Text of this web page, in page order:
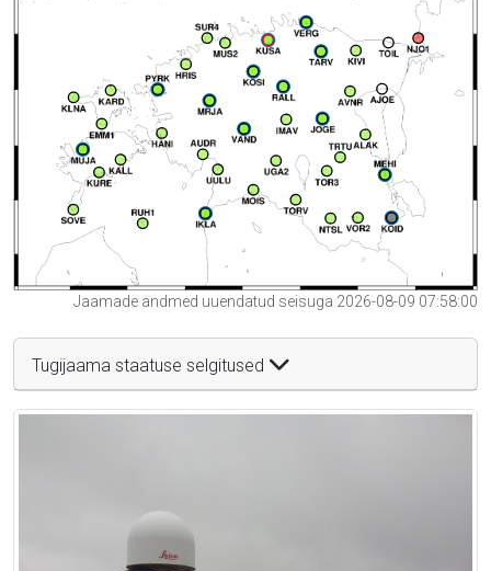
Jaamade andmed uuendatud seisuga 2026-08-09 07:58:00
Tugijaama staatuse selgitused